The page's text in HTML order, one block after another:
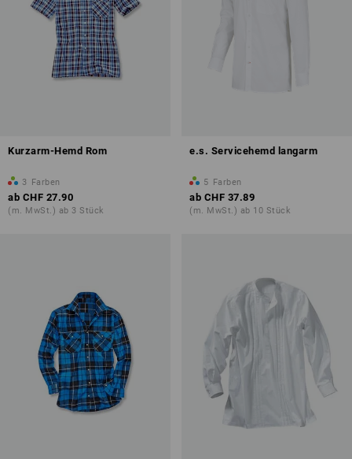
Kurzarm-Hemd Rom
3 Farben
ab CHF 27.90
(m. MwSt.) ab 3 Stück
e.s. Servicehemd langarm
5 Farben
ab CHF 37.89
(m. MwSt.) ab 10 Stück